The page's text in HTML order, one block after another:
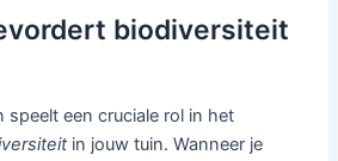
biodiversiteit
speelt een cruciale rol in het
in jouw tuin. Wanneer je